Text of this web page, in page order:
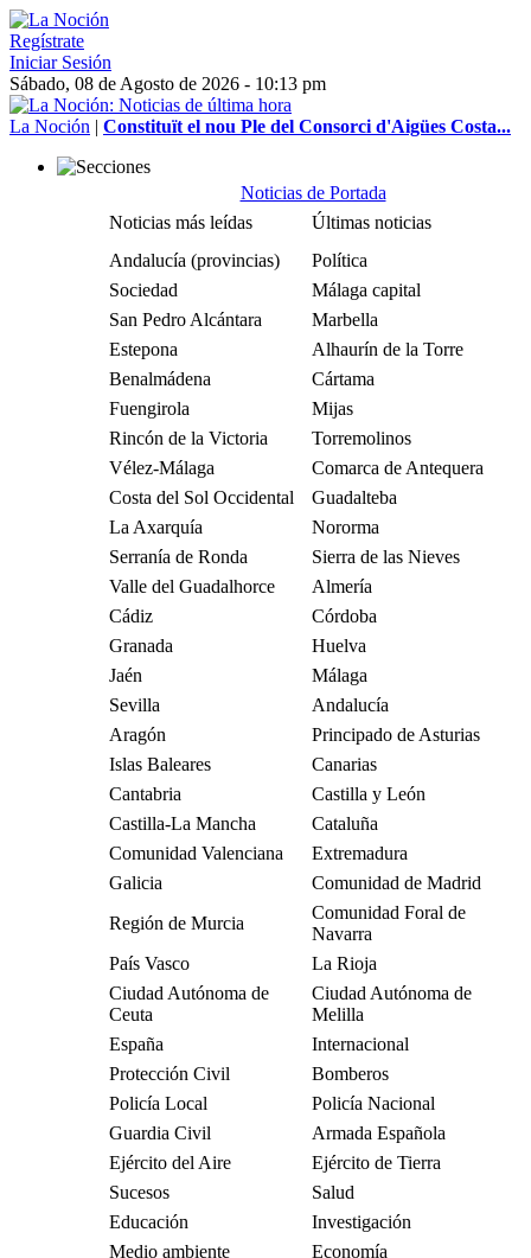
Regístrate
Iniciar Sesión
Sábado, 08 de Agosto de 2026 - 10:13 pm
La Noción | Constituït el nou Ple del Consorci d'Aigües Costa...
Noticias de Portada
Noticias más leídas
Últimas noticias
Andalucía (provincias)
Política
Sociedad
Málaga capital
San Pedro Alcántara
Marbella
Estepona
Alhaurín de la Torre
Benalmádena
Cártama
Fuengirola
Mijas
Rincón de la Victoria
Torremolinos
Vélez-Málaga
Comarca de Antequera
Costa del Sol Occidental
Guadalteba
La Axarquía
Nororma
Serranía de Ronda
Sierra de las Nieves
Valle del Guadalhorce
Almería
Cádiz
Córdoba
Granada
Huelva
Jaén
Málaga
Sevilla
Andalucía
Aragón
Principado de Asturias
Islas Baleares
Canarias
Cantabria
Castilla y León
Castilla-La Mancha
Cataluña
Comunidad Valenciana
Extremadura
Galicia
Comunidad de Madrid
Región de Murcia
Comunidad Foral de
Navarra
País Vasco
La Rioja
Ciudad Autónoma de
Ceuta
Ciudad Autónoma de
Melilla
España
Internacional
Protección Civil
Bomberos
Policía Local
Policía Nacional
Guardia Civil
Armada Española
Ejército del Aire
Ejército de Tierra
Sucesos
Salud
Educación
Investigación
Medio ambiente
Economía